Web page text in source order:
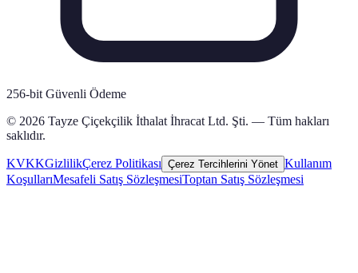
256-bit Güvenli Ödeme
© 2026 Tayze Çiçekçilik İthalat İhracat Ltd. Şti. — Tüm hakları
saklıdır.
KVKKGizlilikÇerez Politikası Çerez Tercihlerini Yönet Kullanım
KoşullarıMesafeli Satış SözleşmesiToptan Satış Sözleşmesi